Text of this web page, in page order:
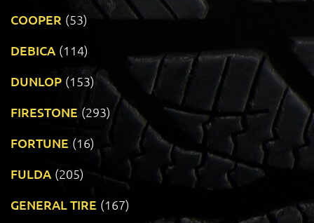
COOPER (53)
DEBICA (114)
DUNLOP (153)
FIRESTONE (293)
FORTUNE (16)
FULDA (205)
GENERAL TIRE (167)